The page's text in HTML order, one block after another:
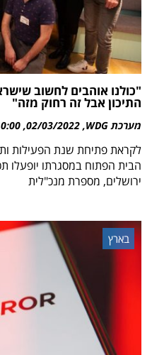
"כולנו אוהבים לחשוב
התיכון אבל זה רחוק מזה"
מערכת WDG 02/03/2022
לקראת פתיחת שנת הפעילות
הבית הפתוח במסגרתו יופעלו
ירושלים, מספרת מנכ"לית
בארץ